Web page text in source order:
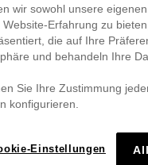
wir sowohl unsere
Erfahrung zu
die auf Ihre
und behandeln Ihre
Sie Ihre Zustimmung
konfigurieren.
Einstellungen